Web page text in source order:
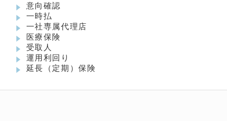
意向確認
一時払
一社専属代理店
医療保険
受取人
運用利回り
延長（定期）保険